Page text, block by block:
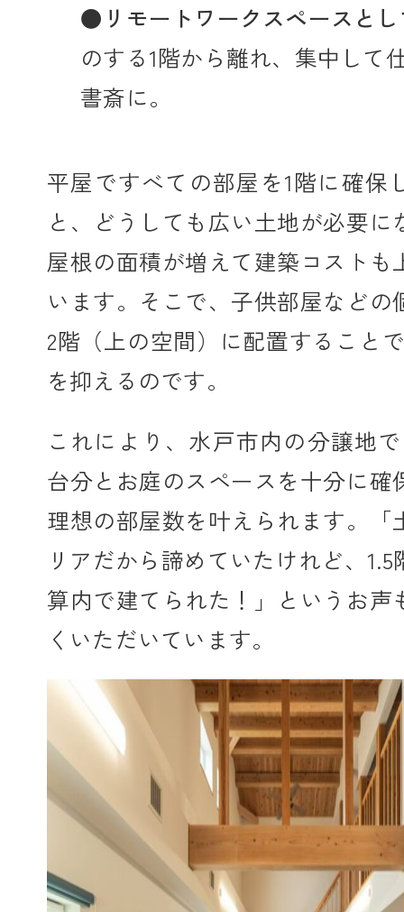
● リモートワークスペースと
のする1階から離れ、集中して
書斎に。
平屋ですべての部屋を1階に確保
と、どうしても広い土地が必要に
屋根の面積が増えて建築コストも
います。そこで、子供部屋などの
2階（上の空間）に配置すること
を抑えるのです。
これにより、水戸市内の分譲地
台分とお庭のスペースを十分に確
理想の部屋数を叶えられます。「
リアだから諦めていたけれど、
算内で建てられた！」というお声
くいただいています。